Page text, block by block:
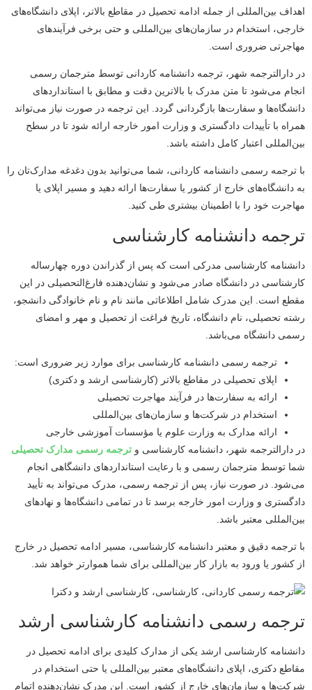
اهداف بین‌المللی از جمله ادامه تحصیل در مقاطع بالاتر، اپلای دانشگاه‌های
خارجی، استخدام در سازمان‌های بین‌المللی و حتی برخی فرآیندهای
مهاجرتی ضروری است.
در دارالترجمه شهر، ترجمه دانشنامه کاردانی توسط مترجمان رسمی
انجام می‌شود تا متن مدرک با بالاترین دقت و مطابق با استانداردهای
دانشگاه‌ها و سفارت‌ها بازگردانی گردد. این ترجمه در صورت نیاز می‌تواند
همراه با تأییدات دادگستری و وزارت امور خارجه ارائه شود تا در سطح
بین‌المللی اعتبار کامل داشته باشد.
با ترجمه رسمی دانشنامه کاردانی، شما می‌توانید بدون دغدغه مدارک‌تان را
به دانشگاه‌های خارج از کشور یا سفارت‌ها ارائه دهید و مسیر اپلای یا
مهاجرت خود را با اطمینان بیشتری طی کنید.
ترجمه دانشنامه کارشناسی
دانشنامه کارشناسی مدرکی است که پس از گذراندن دوره چهارساله
کارشناسی در دانشگاه صادر می‌شود و نشان‌دهنده فارغ‌التحصیلی در این
مقطع است. این مدرک شامل اطلاعاتی مانند نام و نام خانوادگی دانشجو،
رشته تحصیلی، نام دانشگاه، تاریخ فراغت از تحصیل و مهر و امضای
رسمی دانشگاه می‌باشد.
ترجمه رسمی دانشنامه کارشناسی برای موارد زیر ضروری است:
اپلای تحصیلی در مقاطع بالاتر (کارشناسی ارشد و دکتری)
ارائه به سفارت‌ها در فرآیند مهاجرت تحصیلی
استخدام در شرکت‌ها و سازمان‌های بین‌المللی
ارائه مدارک به وزارت علوم یا مؤسسات آموزشی خارجی
در دارالترجمه شهر، دانشنامه کارشناسی و ترجمه رسمی مدارک تحصیلی
شما توسط مترجمان رسمی و با رعایت استانداردهای دانشگاهی انجام
می‌شود. در صورت نیاز، پس از ترجمه رسمی، مدرک می‌تواند به تأیید
دادگستری و وزارت امور خارجه برسد تا در تمامی دانشگاه‌ها و نهادهای
بین‌المللی معتبر باشد.
با ترجمه دقیق و معتبر دانشنامه کارشناسی، مسیر ادامه تحصیل در خارج
از کشور یا ورود به بازار کار بین‌المللی برای شما هموارتر خواهد شد.
ترجمه رسمی دانشنامه کارشناسی ارشد
دانشنامه کارشناسی ارشد یکی از مدارک کلیدی برای ادامه تحصیل در
مقاطع دکتری، اپلای دانشگاه‌های معتبر بین‌المللی یا حتی استخدام در
شرکت‌ها و سازمان‌های خارج از کشور است. این مدرک نشان‌دهنده اتمام